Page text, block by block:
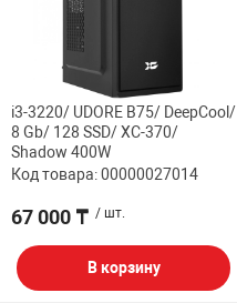
i3-3220/ UDORE B75/ DeepCool/
8 Gb/ 128 SSD/ XC-370/
Shadow 400W
Код товара: 00000027014
67 000 ₸ / шт.
В корзину